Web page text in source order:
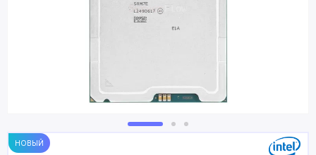
НОВЫЙ